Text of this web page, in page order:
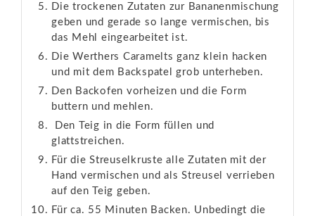
Die trockenen Zutaten zur Bananenmischung
geben und gerade so lange vermischen, bis
das Mehl eingearbeitet ist.
Die Werthers Caramelts ganz klein hacken
und mit dem Backspatel grob unterheben.
Den Backofen vorheizen und die Form
buttern und mehlen.
Den Teig in die Form füllen und
glattstreichen.
Für die Streuselkruste alle Zutaten mit der
Hand vermischen und als Streusel verrieben
auf den Teig geben.
Für ca. 55 Minuten Backen. Unbedingt die